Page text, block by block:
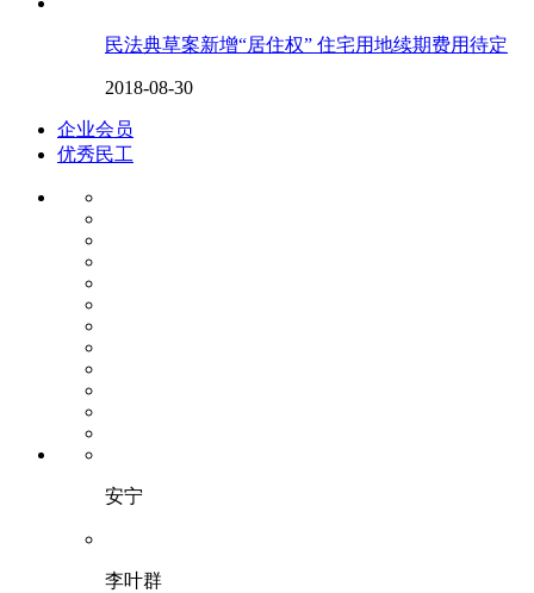
民法典草案新增“居住权” 住宅用地续期费用待定
2018-08-30
企业会员
优秀民工
安宁
李叶群